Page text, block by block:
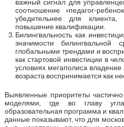
важный сигнал для
соотношение «педагог-
убедительнее для
повышение квалификации.
Билингвальность как
значимости билингвальной
глобальными трендами и
как стартовой инвестиции в
условиях мегаполиса
возраста воспринимается как
Выявленные приоритеты
моделями, где во главу
образовательная программа и
данные показывают, что для